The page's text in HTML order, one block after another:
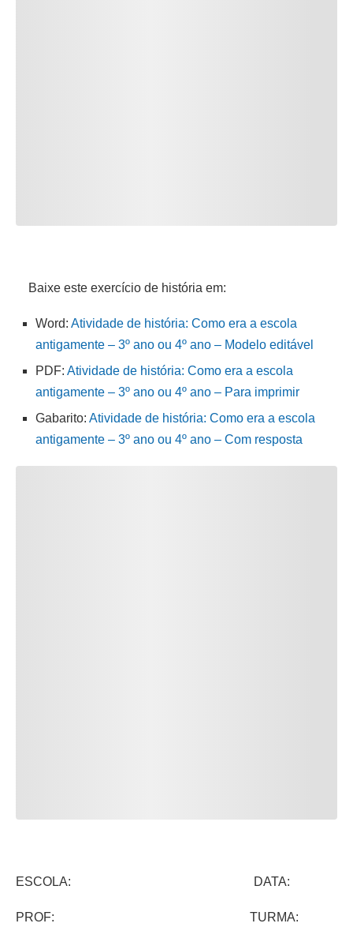
Baixe este exercício de história em:
Word: Atividade de história: Como era a escola
antigamente – 3º ano ou 4º ano – Modelo editável
PDF: Atividade de história: Como era a escola
antigamente – 3º ano ou 4º ano – Para imprimir
Gabarito: Atividade de história: Como era a escola
antigamente – 3º ano ou 4º ano – Com resposta
ESCOLA: DATA:
PROF: TURMA: